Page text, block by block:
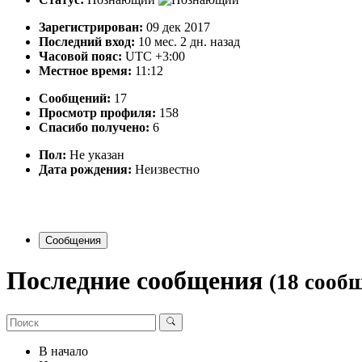
Зарегистрирован: 09 дек 2017
Последний вход: 10 мес. 2 дн. назад
Часовой пояс: UTC +3:00
Местное время: 11:12
Сообщений: 17
Просмотр профиля: 158
Спасибо получено: 6
Пол: Не указан
Дата рождения: Неизвестно
Сообщения
Последние сообщения (18
В начало